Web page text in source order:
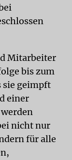
Mitarbeiter
bis zum
sie geimpft
einer
nicht nur
für alle